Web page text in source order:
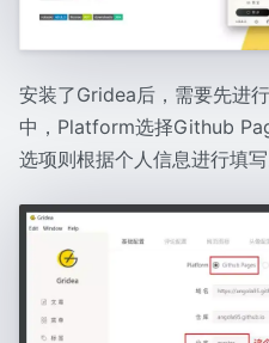
安装了Gridea后，需要先进
中，Platform选择Github
选项则根据个人信息进行填写